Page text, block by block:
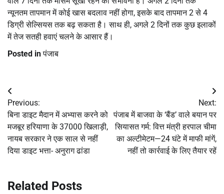
न्यूनतम तापमान में कोई खास बदलाव नहीं होगा, इसके बाद तापमान 2 से 4
डिग्री सेल्सियस तक बढ़ सकता है। साथ ही, अगले 2 दिनों तक कुछ इलाकों
में तेज सतही हवाएं चलने के आसार हैं।
Posted inपंजाब
Post
navigation
Previous:
बिना डाइट मैदान में अभ्यास करने को
मजबूर हरियाणा के 37000 खिलाड़ी,
नायब सरकार ने एक साल से नहीं
दिया डाइट भत्ता- अनुराग ढांडा
Next:
पंजाब में बाजवा के ‘बैंड’ वाले बयान पर
सियासत गर्म: वित्त मंत्री हरपाल चीमा
का अल्टीमेटम—24 घंटे में माफी मांगें,
नहीं तो कार्रवाई के लिए तैयार रहें
Related Posts